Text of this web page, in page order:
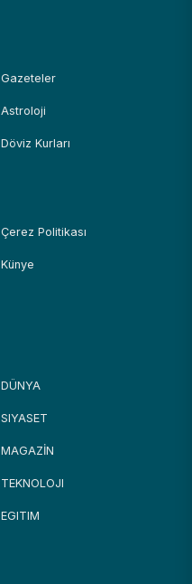
Gazeteler
Astroloji
Döviz Kurları
Çerez Politikası
Künye
DÜNYA
SIYASET
MAGAZİN
TEKNOLOJI
EGITIM